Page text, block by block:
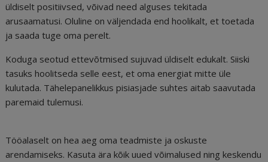
üldiselt positiivsed, võivad need alguses tekitada
arusaamatusi. Oluline on väljendada end hoolikalt, et toetada
ja saada tuge oma perelt.
Koduga seotud ettevõtmised sujuvad üldiselt edukalt. Siiski
tasuks hoolitseda selle eest, et oma energiat mitte üle
kulutada. Tähelepanelikkus pisiasjade suhtes aitab saavutada
paremaid tulemusi.
Tööalaselt on hea aeg oma teadmiste ja oskuste
arendamiseks. Kasuta ära kõik uued võimalused ning keskendu